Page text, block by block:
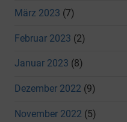
März 2023 (7)
Februar 2023 (2)
Januar 2023 (8)
Dezember 2022 (9)
November 2022 (5)